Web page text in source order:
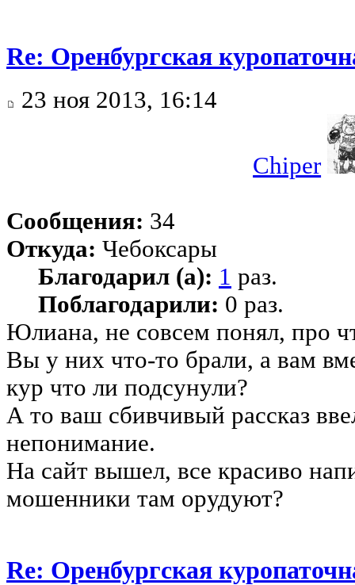
Re: Оренбургская
23 ноя 2013, 16:14
Chiper
Сообщения: 34
Откуда: Чебоксары
Благодарил (а): 1 раз.
Поблагодарили: 0 раз.
Юлиана, не совсем понял, про
Вы у них что-то брали, а вам
кур что ли подсунули?
А то ваш сбивчивый рассказ
непонимание.
На сайт вышел, все красиво
мошенники там орудуют?
Re: Оренбургская